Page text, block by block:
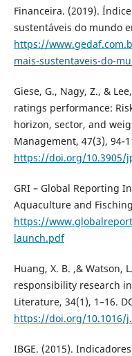
Financeira. (2019).
sustentáveis do mundo
https://
mais-sustentaveis-do-
Giese, G., Nagy, Z., &
ratings performance:
horizon, sector, and
Management, 47(3), 94-
https://doi.org/10.3905/
GRI – Global Reporting
Aquaculture and
https://
launch.pdf
Huang, X. B. ,& Watson,
responsibility research
Literature, 34(1), 1–16.
https://doi.org/10.1016/
IBGE. (2015).